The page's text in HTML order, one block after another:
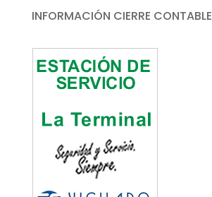
INFORMACIÓN CIERRE CONTABLE